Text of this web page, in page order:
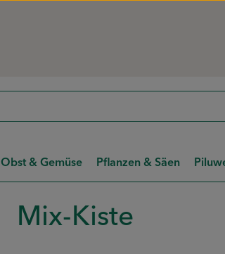
Obst & Gemüse Pflanzen & Säen
Mix-Kiste